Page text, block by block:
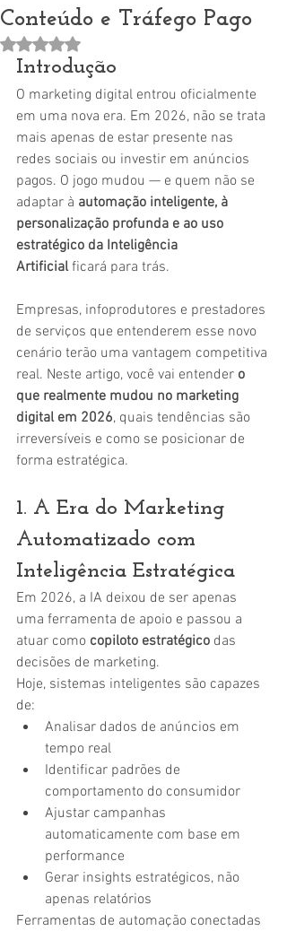
Conteúdo e Tráfego Pago
Avaliado com NaN de 5 estrelas.
Introdução
O marketing digital entrou oficialmente
em uma nova era. Em 2026, não se trata
mais apenas de estar presente nas
redes sociais ou investir em anúncios
pagos. O jogo mudou — e quem não se
adaptar à automação inteligente, à
personalização profunda e ao uso
estratégico da Inteligência
Artificial ficará para trás.
Empresas, infoprodutores e prestadores
de serviços que entenderem esse novo
cenário terão uma vantagem competitiva
real. Neste artigo, você vai entender o
que realmente mudou no marketing
digital em 2026, quais tendências são
irreversíveis e como se posicionar de
forma estratégica.
1. A Era do Marketing
Automatizado com
Inteligência Estratégica
Em 2026, a IA deixou de ser apenas
uma ferramenta de apoio e passou a
atuar como copiloto estratégico das
decisões de marketing.
Hoje, sistemas inteligentes são capazes
de:
Analisar dados de anúncios em
tempo real
Identificar padrões de
comportamento do consumidor
Ajustar campanhas
automaticamente com base em
performance
Gerar insights estratégicos, não
apenas relatórios
Ferramentas de automação conectadas